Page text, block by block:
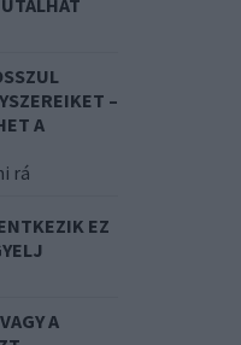
–
A
rá
EZ
A